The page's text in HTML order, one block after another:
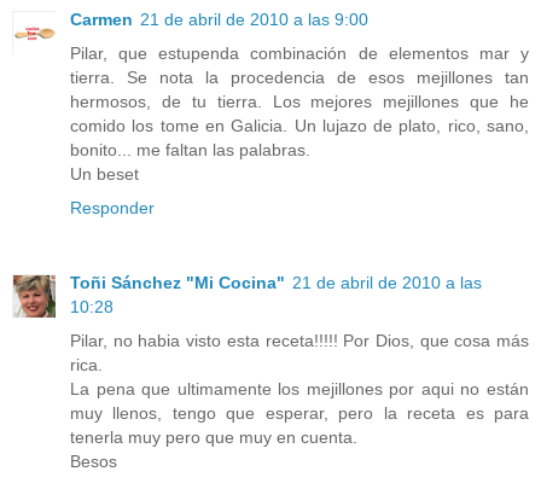
Carmen 21 de abril de 2010 a las 9:00
Pilar, que estupenda combinación de elementos mar y
tierra. Se nota la procedencia de esos mejillones tan
hermosos, de tu tierra. Los mejores mejillones que he
comido los tome en Galicia. Un lujazo de plato, rico, sano,
bonito... me faltan las palabras.
Un beset
Responder
Toñi Sánchez "Mi Cocina" 21 de abril de 2010 a las
10:28
Pilar, no habia visto esta receta!!!!! Por Dios, que cosa más
rica.
La pena que ultimamente los mejillones por aqui no están
muy llenos, tengo que esperar, pero la receta es para
tenerla muy pero que muy en cuenta.
Besos